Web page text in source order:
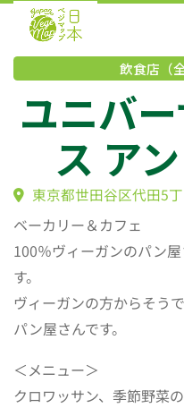
飲食店
ユニバ
ス ア
ベーカリー＆カフェ
100％ヴィーガンのパン
す。
ヴィーガンの方からそう
パン屋さんです。
＜メニュー＞
クロワッサン、季節野菜